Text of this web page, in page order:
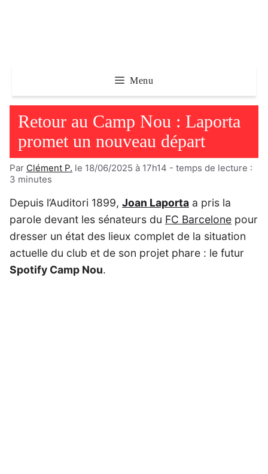
Menu
Retour au Camp Nou : Laporta
promet un nouveau départ
Par Clément P. le 18/06/2025 à 17h14 - temps de lecture :
3 minutes
Depuis l’Auditori 1899, Joan Laporta a pris la
parole devant les sénateurs du FC Barcelone pour
dresser un état des lieux complet de la situation
actuelle du club et de son projet phare : le futur
Spotify Camp Nou.